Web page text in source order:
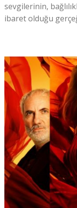
sevgilerinin,
ibaret olduğu